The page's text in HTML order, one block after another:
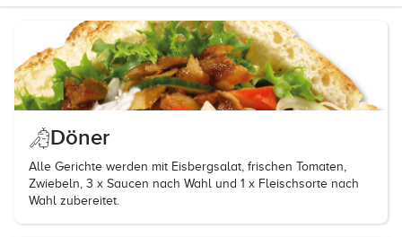
Döner
Alle Gerichte werden mit Eisbergsalat, frischen Tomaten,
Zwiebeln, 3 x Saucen nach Wahl und 1 x Fleischsorte nach
Wahl zubereitet.